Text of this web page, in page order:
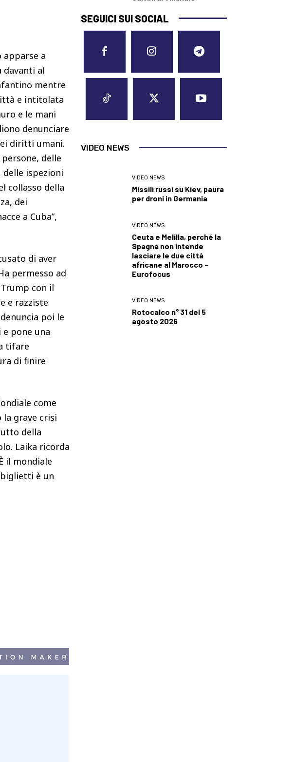
apparse a
davanti al
mentre
e intitolata
e le mani
denunciare
diritti umani.
delle
delle ispezioni
collasso della
dei
a Cuba”,
di aver
permesso ad
con il
e razziste
poi le
pone una
tifare
di finire
come
grave crisi
della
Laika ricorda
il mondiale
biglietti è un
SEGUICI SUI SOCIAL
VIDEO NEWS
VIDEO NEWS
Missili russi su Kiev, paura
per droni in Germania
VIDEO NEWS
Ceuta e Melilla, perché la
Spagna non intende
lasciare le due città
africane al Marocco –
Eurofocus
VIDEO NEWS
Rotocalco n° 31 del 5
agosto 2026